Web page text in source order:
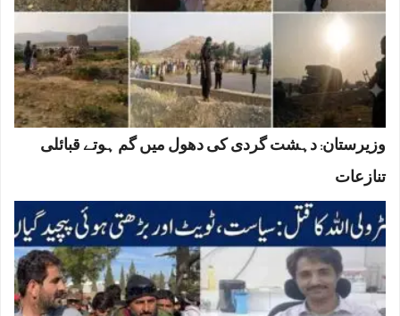
وزیرستان: دہشت گردی کی دھول میں گم ہوتے قبائلی
تنازعات